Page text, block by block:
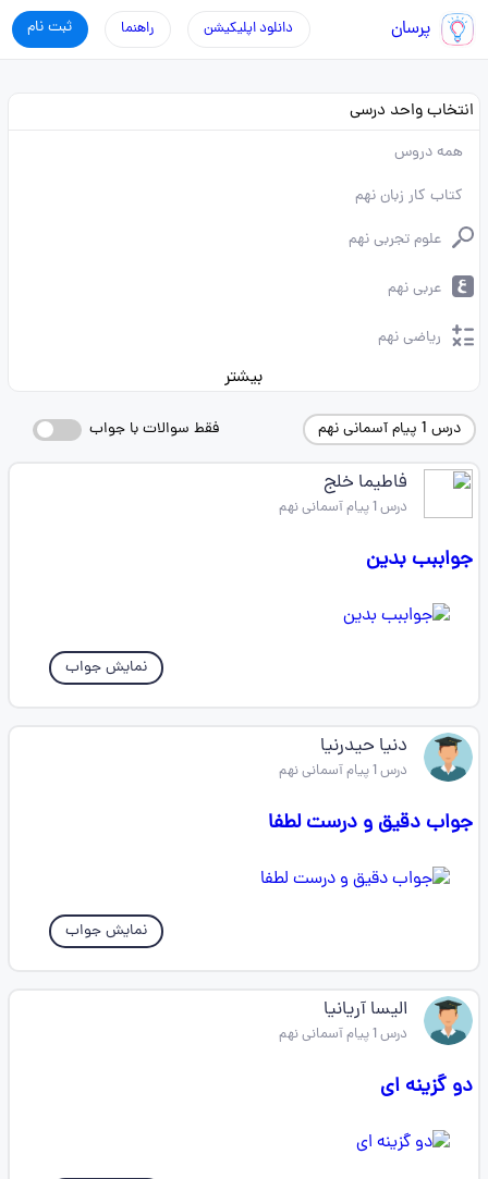
پرسان ثبت نام راهنما دانلود اپلیکیشن
انتخاب واحد درسی
همه دروس
کتاب کار زبان نهم
علوم تجربی نهم
عربی نهم
ریاضی نهم
بیشتر
درس 1 پیام آسمانی نهم فقط سوالات با جواب
فاطیما خلج
درس 1 پیام آسمانی نهم
جواببب بدین
نمایش جواب
دنیا حیدرنیا
درس 1 پیام آسمانی نهم
جواب دقیق و درست لطفا
نمایش جواب
الیسا آریانیا
درس 1 پیام آسمانی نهم
دو گزینه ای